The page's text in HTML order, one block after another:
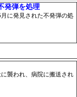
発弾を処理
に発見された不発弾の処
襲われ、病院に搬送され